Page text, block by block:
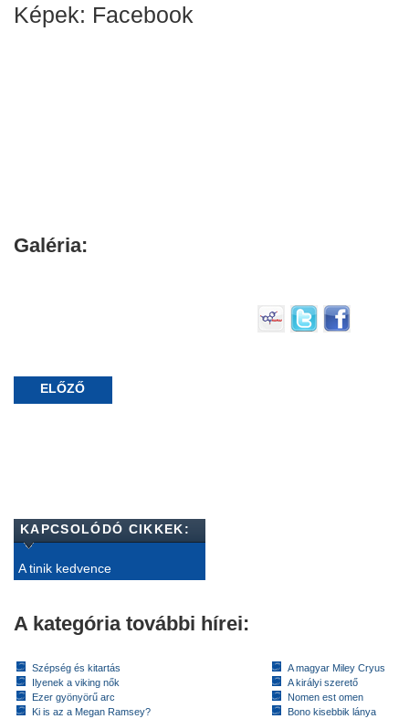
Képek: Facebook
Galéria:
ELŐZŐ
KAPCSOLÓDÓ CIKKEK:
A tinik kedvence
A kategória további hírei:
Szépség és kitartás
Ilyenek a viking nők
Ezer gyönyörű arc
Ki is az a Megan Ramsey?
A magyar Miley Cryus
A királyi szerető
Nomen est omen
Bono kisebbik lánya